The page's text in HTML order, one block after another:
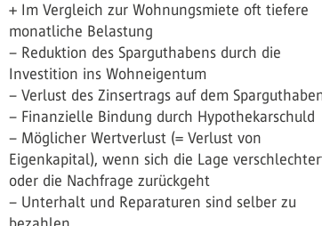
+ Im Vergleich zur Wohnungsmiete oft tiefere
monatliche Belastung
– Reduktion des Sparguthabens durch die
Investition ins Wohneigentum
– Verlust des Zinsertrags auf dem
– Finanzielle Bindung durch Hypothekarschuld
– Möglicher Wertverlust (= Verlust von
Eigenkapital), wenn sich die Lage
oder die Nachfrage zurückgeht
– Unterhalt und Reparaturen sind selber zu